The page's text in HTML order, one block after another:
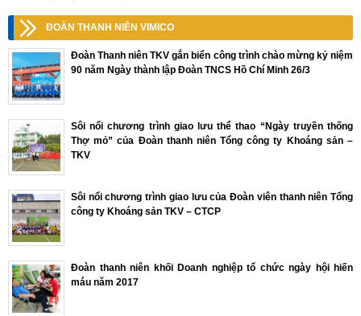
ĐOÀN THANH NIÊN VIMICO
Đoàn Thanh niên TKV gắn biển công trình chào mừng kỷ niệm
90 năm Ngày thành lập Đoàn TNCS Hồ Chí Minh 26/3
Sôi nổi chương trình giao lưu thể thao “Ngày truyền thống
Thợ mỏ” của Đoàn thanh niên Tổng công ty Khoáng sản –
TKV
Sôi nổi chương trình giao lưu của Đoàn viên thanh niên Tổng
công ty Khoáng sản TKV – CTCP
Đoàn thanh niên khối Doanh nghiệp tổ chức ngày hội hiến
máu năm 2017